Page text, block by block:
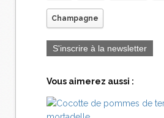
Champagne
S'inscrire à la newsletter
Vous aimerez aussi :